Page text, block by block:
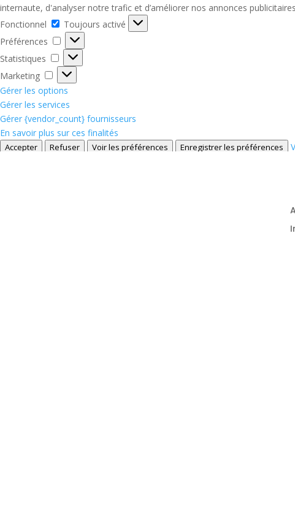
internaute, d'analyser notre trafic et d’améliorer nos annonces
Fonctionnel
Fonctionnel
Toujours activé
Préférences
Préférences
Statistiques
Statistiques
Marketing
Marketing
Gérer les options
Gérer les services
Gérer {vendor_count} fournisseurs
En savoir plus sur ces finalités
Accepter Refuser Voir les préférences Enregistrer les préférences